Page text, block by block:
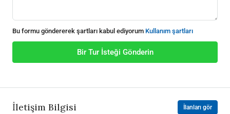
Bu formu göndererek şartları kabul ediyorum Kullanım şartları
Bir Tur İsteği Gönderin
İletişim Bilgisi İlanları gör